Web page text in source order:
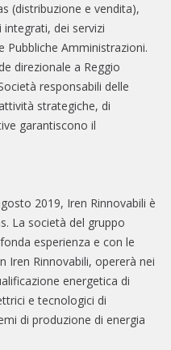
(distribuzione e vendita),
integrati, dei servizi
Pubbliche Amministrazioni.
direzionale a Reggio
responsabili delle
strategiche, di
garantiscono il
2019, Iren Rinnovabili è
La società del gruppo
esperienza e con le
Iren Rinnovabili, opererà nei
energetica di
e tecnologici di
di produzione di energia